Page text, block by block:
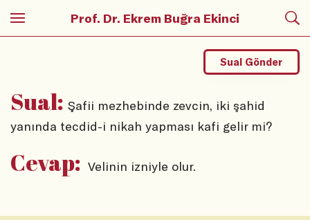
Prof. Dr. Ekrem Buğra Ekinci
Sual: Şafii mezhebinde zevcin, iki şahid
yanında tecdid-i nikah yapması kafi gelir mi?
Sual Gönder
Cevap: Velinin izniyle olur.